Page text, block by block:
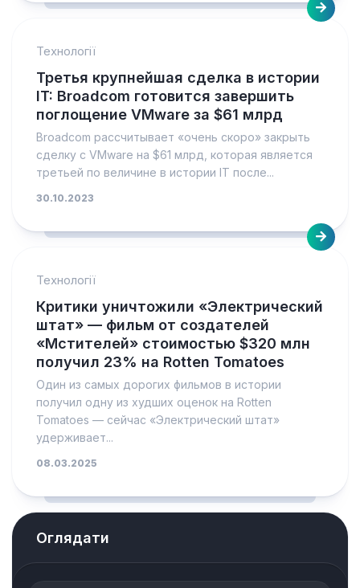
Технології
Третья крупнейшая сделка в истории
IT: Broadcom готовится завершить
поглощение VMware за $61 млрд
Broadcom рассчитывает «очень скоро» закрыть
сделку с VMware на $61 млрд, которая является
третьей по величине в истории IT после...
30.10.2023
Технології
Критики уничтожили «Электрический
штат» — фильм от создателей
«Мстителей» стоимостью $320 млн
получил 23% на Rotten Tomatoes
Один из самых дорогих фильмов в истории
получил одну из худших оценок на Rotten
Tomatoes — сейчас «Электрический штат»
удерживает...
08.03.2025
Оглядати